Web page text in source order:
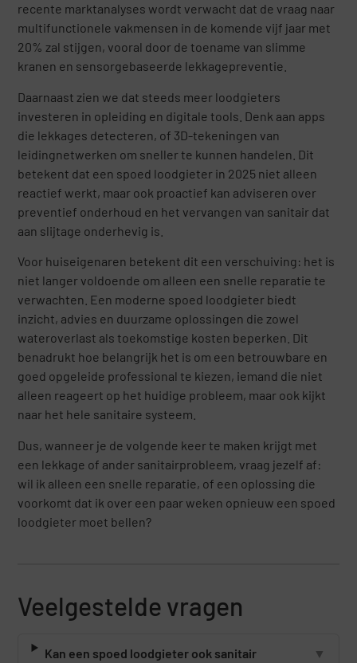
recente marktanalyses wordt verwacht dat de vraag naar
multifunctionele vakmensen in de komende vijf jaar met
20% zal stijgen, vooral door de toename van slimme
kranen en sensorgebaseerde lekkagepreventie.
Daarnaast zien we dat steeds meer loodgieters
investeren in opleiding en digitale tools. Denk aan apps
die lekkages detecteren, of 3D-tekeningen van
leidingnetwerken om sneller te kunnen handelen. Dit
betekent dat een spoed loodgieter in 2025 niet alleen
reactief werkt, maar ook proactief kan adviseren over
preventief onderhoud en het vervangen van sanitair dat
aan slijtage onderhevig is.
Voor huiseigenaren betekent dit een verschuiving: het is
niet langer voldoende om alleen een snelle reparatie te
verwachten. Een moderne spoed loodgieter biedt
inzicht, advies en duurzame oplossingen die zowel
wateroverlast als toekomstige kosten beperken. Dit
benadrukt hoe belangrijk het is om een betrouwbare en
goed opgeleide professional te kiezen, iemand die niet
alleen reageert op het huidige probleem, maar ook kijkt
naar het hele sanitaire systeem.
Dus, wanneer je de volgende keer te maken krijgt met
een lekkage of ander sanitairprobleem, vraag jezelf af:
wil ik alleen een snelle reparatie, of een oplossing die
voorkomt dat ik over een paar weken opnieuw een spoed
loodgieter moet bellen?
Veelgestelde vragen
Kan een spoed loodgieter ook sanitair
▼